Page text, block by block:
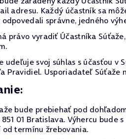
adresu. Každý účastník sa
správne, jedného
právo vyradiť Účastníka
udeľuje svoj súhlas s účasťou
Pravidiel. Usporiadateľ Súťaže
bude prebiehať pod
01 Bratislava. Výhercu
od termínu žrebovania.